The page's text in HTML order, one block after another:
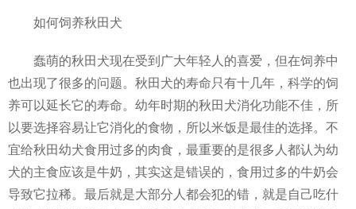
如何饲养秋田犬
蠢萌的秋田犬现在受到广大年轻人的喜爱，但在饲养中
也出现了很多的问题。秋田犬的寿命只有十几年，科学的饲
养可以延长它的寿命。幼年时期的秋田犬消化功能不佳，所
以要选择容易让它消化的食物，所以米饭是最佳的选择。不
宜给秋田幼犬食用过多的肉食，最重要的是很多人都认为幼
犬的主食应该是牛奶，其实这是错误的，食用过多的牛奶会
导致它拉稀。最后就是大部分人都会犯的错，就是自己吃什